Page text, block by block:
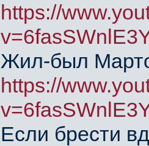
https://
Жил-был
https://
Если брести